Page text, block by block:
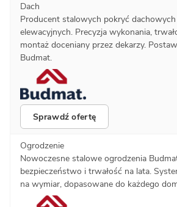
Dach
Producent stalowych pokryć
elewacyjnych. Precyzja wykonania,
montaż doceniany przez dekarzy.
Budmat.
Sprawdź ofertę
Ogrodzenie
Nowoczesne stalowe ogrodzenia
bezpieczeństwo i trwałość na lata.
na wymiar, dopasowane do każdego